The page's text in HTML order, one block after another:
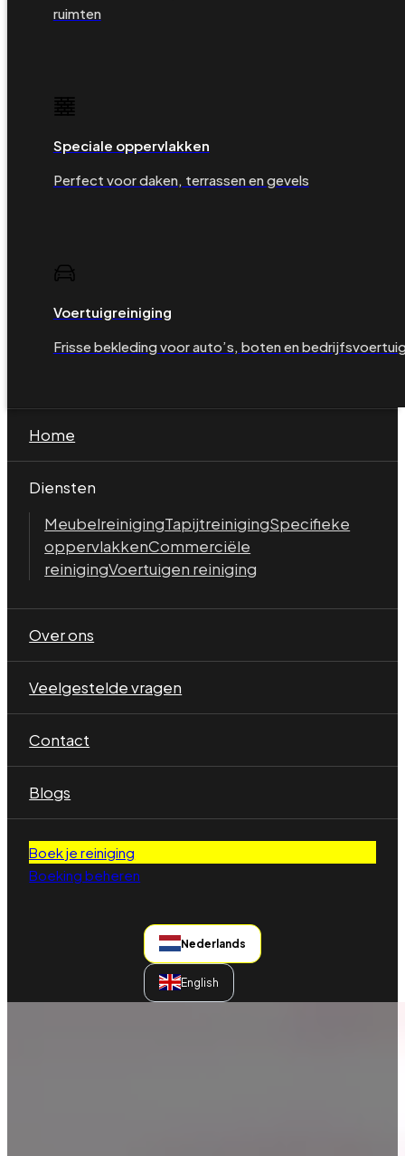
ruimten
Speciale oppervlakken
Perfect voor daken, terrassen en gevels
Voertuigreiniging
Frisse bekleding voor auto’s, boten en
Home
Diensten
MeubelreinigingTapijtreinigingSpecifieke
oppervlakkenCommerciële
reinigingVoertuigen reiniging
Over ons
Veelgestelde vragen
Contact
Blogs
Boek je reiniging
Boeking beheren
Nederlands
English